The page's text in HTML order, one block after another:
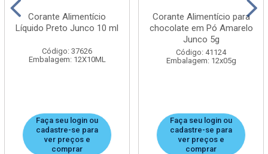
Corante Alimentício
Líquido Preto Junco 10 ml
Código: 37626
Embalagem: 12X10ML
Faça seu login ou
cadastre-se para
ver preços e
comprar
Corante Alimentício para
chocolate em Pó Amarelo
Junco 5g
Código: 41124
Embalagem: 12x05g
Faça seu login ou
cadastre-se para
ver preços e
comprar